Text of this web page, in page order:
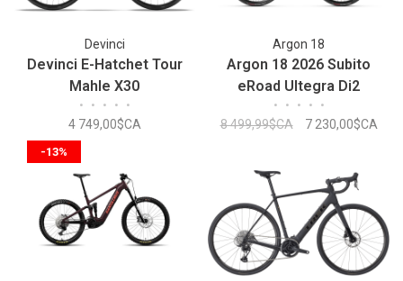
Devinci
Devinci E-Hatchet Tour
Mahle X30
• • • • •
4 749,00$CA
Argon 18
Argon 18 2026 Subito
eRoad Ultegra Di2
• • • • •
8 499,99$CA 7 230,00$CA
-13%